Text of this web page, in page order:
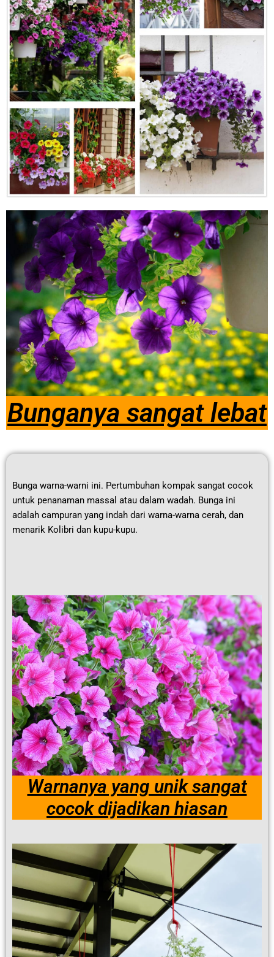
Bunganya sangat lebat
Bunga warna-warni ini. Pertumbuhan kompak sangat cocok
untuk penanaman massal atau dalam wadah. Bunga ini
adalah campuran yang indah dari warna-warna cerah, dan
menarik Kolibri dan kupu-kupu.
Warnanya yang unik sangat
cocok dijadikan hiasan